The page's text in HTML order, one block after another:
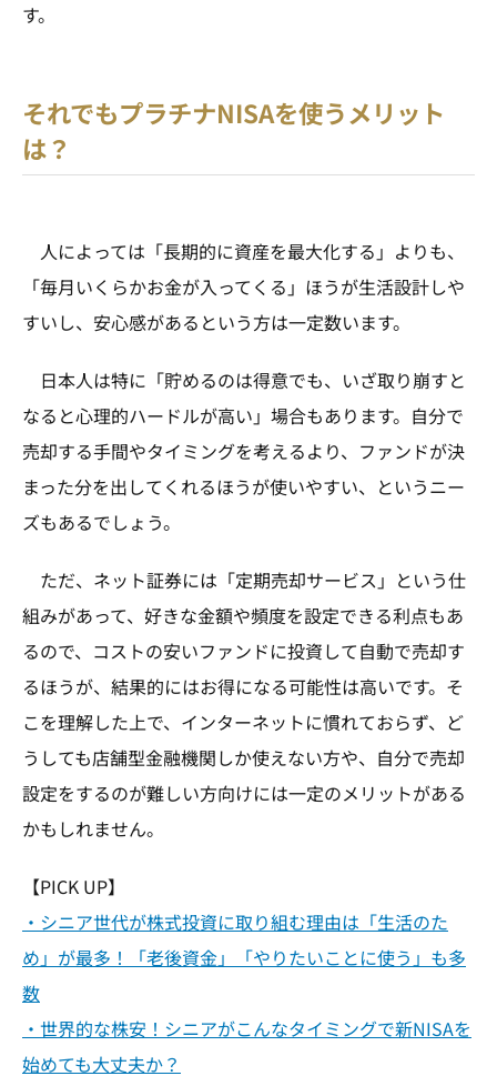
す。
それでもプラチナNISAを使うメリット
は？
人によっては「長期的に資産を最大化する」よりも、
「毎月いくらかお金が入ってくる」ほうが生活設計しや
すいし、安心感があるという方は一定数います。
日本人は特に「貯めるのは得意でも、いざ取り崩すと
なると心理的ハードルが高い」場合もあります。自分で
売却する手間やタイミングを考えるより、ファンドが決
まった分を出してくれるほうが使いやすい、というニー
ズもあるでしょう。
ただ、ネット証券には「定期売却サービス」という仕
組みがあって、好きな金額や頻度を設定できる利点もあ
るので、コストの安いファンドに投資して自動で売却す
るほうが、結果的にはお得になる可能性は高いです。そ
こを理解した上で、インターネットに慣れておらず、ど
うしても店舗型金融機関しか使えない方や、自分で売却
設定をするのが難しい方向けには一定のメリットがある
かもしれません。
【PICK UP】
・シニア世代が株式投資に取り組む理由は「生活のた
め」が最多！「老後資金」「やりたいことに使う」も多
数
・世界的な株安！シニアがこんなタイミングで新NISAを
始めても大丈夫か？